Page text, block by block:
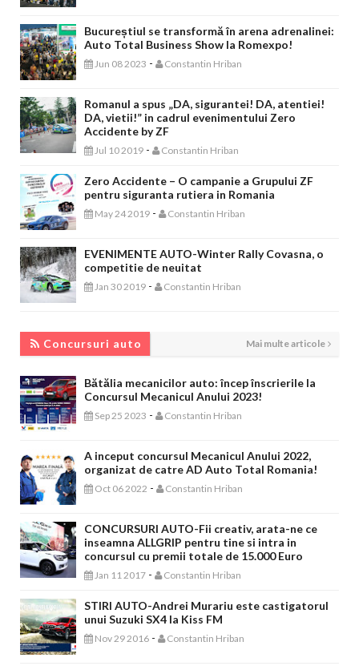
Bucureștiul se transformă în arena adrenalinei:
Auto Total Business Show la Romexpo!
Jun 08 2023 - Constantin Hriban
Romanul a spus „DA, sigurantei! DA, atentiei!
DA, vietii!” in cadrul evenimentului Zero
Accidente by ZF
Jul 10 2019 - Constantin Hriban
Zero Accidente – O campanie a Grupului ZF
pentru siguranta rutiera in Romania
May 24 2019 - Constantin Hriban
EVENIMENTE AUTO-Winter Rally Covasna, o
competitie de neuitat
Jan 30 2019 - Constantin Hriban
Concursuri auto Mai multe articole
Bătălia mecanicilor auto: încep înscrierile la
Concursul Mecanicul Anului 2023!
Sep 25 2023 - Constantin Hriban
A inceput concursul Mecanicul Anului 2022,
organizat de catre AD Auto Total Romania!
Oct 06 2022 - Constantin Hriban
CONCURSURI AUTO-Fii creativ, arata-ne ce
inseamna ALLGRIP pentru tine si intra in
concursul cu premii totale de 15.000 Euro
Jan 11 2017 - Constantin Hriban
STIRI AUTO-Andrei Murariu este castigatorul
unui Suzuki SX4 la Kiss FM
Nov 29 2016 - Constantin Hriban